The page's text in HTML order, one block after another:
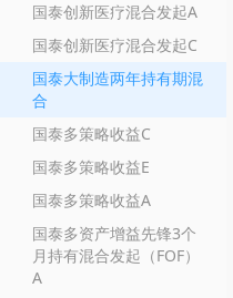
国泰创新医疗混合发起A
国泰创新医疗混合发起C
国泰大制造两年持有期混
合
国泰多策略收益C
国泰多策略收益E
国泰多策略收益A
国泰多资产增益先锋3个
月持有混合发起（FOF）
A